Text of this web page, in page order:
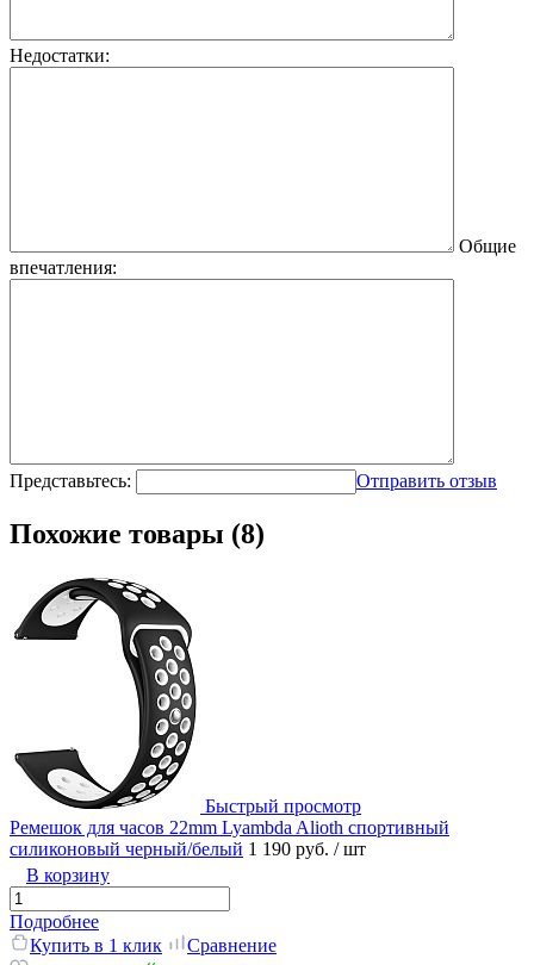
Недостатки:
Общие
впечатления:
Представьтесь: Отправить отзыв
Похожие товары (8)
Быстрый просмотр
Ремешок для часов 22mm Lyambda Alioth спортивный
силиконовый черный/белый 1 190 руб. / шт
В корзину
Подробнее
Купить в 1 клик
Сравнение